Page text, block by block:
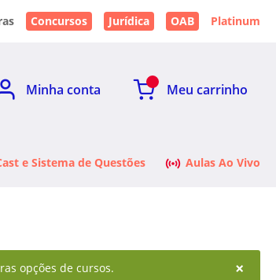
Concursos Jurídica OAB Platinum
Minha conta Meu carrinho
e Sistema de Questões Aulas Ao Vivo
opções de cursos. ×